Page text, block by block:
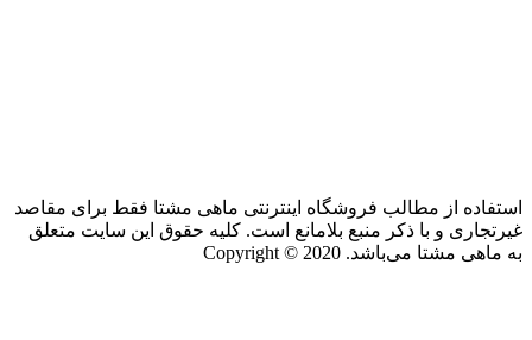
استفاده از مطالب فروشگاه اینترنتی ماهی مشتا فقط برای مقاصد
غیرتجاری و با ذکر منبع بلامانع است. کلیه حقوق این سایت متعلق
به ماهی مشتا می‌باشد. Copyright © 2020